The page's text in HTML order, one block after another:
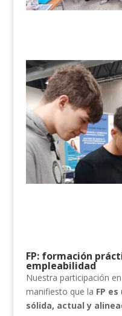
FP: formación
empleabilidad
Nuestra participación
manifiesto que la FP
sólida, actual y